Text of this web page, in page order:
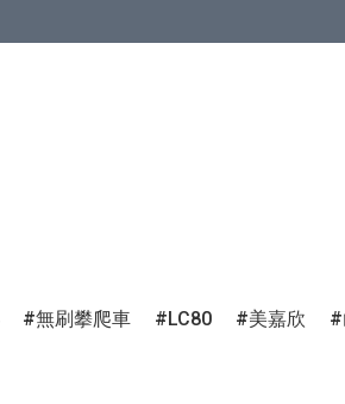
無刷攀爬車 LC80 美嘉欣